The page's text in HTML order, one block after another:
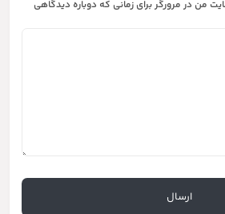
من در مرورگر برای زمانی که دوباره دیدگاهی